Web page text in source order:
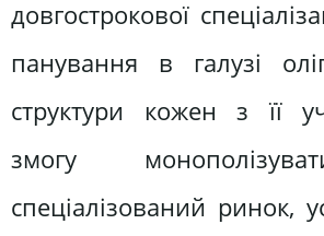
довгострокової
панування в галузі
структури кожен з її
змогу
спеціалізований ринок,